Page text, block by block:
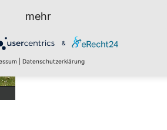
mehr
&
Datenschutzerklärung